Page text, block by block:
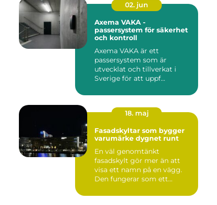
02. jun
Axema VAKA -
passersystem för säkerhet
och kontroll
Axema VAKA är ett
passersystem som är
utvecklat och tillverkat i
Sverige för att uppf...
18. maj
Fasadskyltar som bygger
varumärke dygnet runt
En väl genomtänkt
fasadskylt gör mer än att
visa ett namn på en vägg.
Den fungerar som ett